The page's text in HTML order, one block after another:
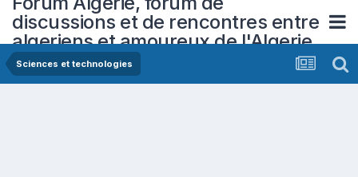
discussions et de rencontres entre
algeriens et amoureux de l'Algerie
Sciences et technologies